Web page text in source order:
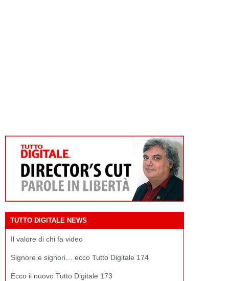
TUTTO DIGITALE NEWS
Il valore di chi fa video
Signore e signori… ecco Tutto Digitale 174
Ecco il nuovo Tutto Digitale 173